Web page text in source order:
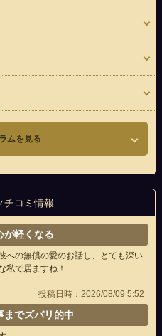
ムを見る
チコミ情報
が軽くなる
への無償の愛のお話し、とても深い
私で居ますね！
投稿日時：2026/08/09 5:52
までズバリ的中